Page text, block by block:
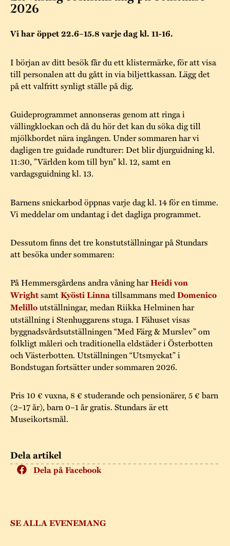
Trygghet
Hållbar utveckling
Kontakta oss
Kalas på Stundars
Stundars teater
Hantverk
Projekt
Stugornas Stundars
Museisamlingarna
Årsberättelser
Stundars
registerbeskrivning
Dela artikel
Dela på Facebook
SE ALLA EVENEMANG
2026
Vi har öppet 22.6–15.8 varje dag kl. 11-16.
I början av ditt besök får du ett klistermärke, för att visa
till personalen att du gått in via biljettkassan. Lägg det
på ett valfritt synligt ställe på dig.
Guideprogrammet annonseras genom att ringa i
vällingklockan och då du hör det kan du söka dig till
mjölkbordet nära ingången. Under sommaren har vi
dagligen tre guidade rundturer: Det blir djurguidning kl.
11:30, ”Världen kom till byn” kl. 12, samt en
vardagsguidning kl. 13.
Barnens snickarbod öppnas varje dag kl. 14 för en timme.
Vi meddelar om undantag i det dagliga programmet.
Dessutom finns det tre konstutställningar på Stundars
att besöka under sommaren:
På Hemmersgårdens andra våning harHeidi von
WrightsamtKyösti Linnatillsammans medDomenico
Melilloutställningar, medan Riikka Helminen har
utställning i Stenhuggarens stuga. I Fähuset visas
byggnadsvårdsutställningen “Med Färg & Murslev” om
folkligt måleri och traditionella eldstäder i Österbotten
och Västerbotten. Utställningen “Utsmyckat” i
Bondstugan fortsätter under sommaren 2026.
Pris 10 € vuxna, 8 € studerande och pensionärer, 5 € barn
(2–17 år), barn 0–1 år gratis. Stundars är ett
Museikortsmål.